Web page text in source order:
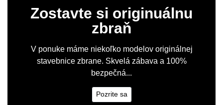
Zostavte si originuálnu
zbraň
V ponuke máme niekoľko modelov originálnej
stavebnice zbrane. Skvelá zábava a 100%
bezpečná...
Pozrite sa